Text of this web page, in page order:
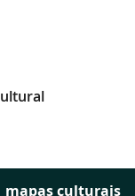
mapas culturais